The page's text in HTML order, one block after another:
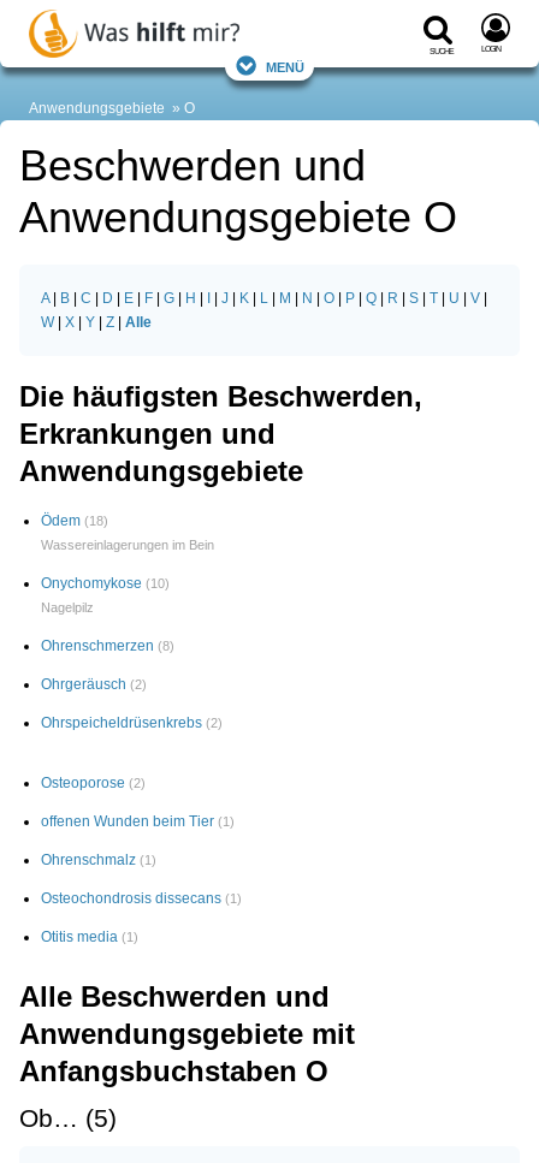
Suche Login
Menü
Anwendungsgebiete O
Beschwerden und
Anwendungsgebiete O
A| B C D E F G H J K L M N O P Q R S T U V
W| X Y Z Alle
Die häufigsten Beschwerden,
Erkrankungen und
Anwendungsgebiete
Ödem (18)
Wassereinlagerungen im Bein
Onychomykose (10)
Nagelpilz
Ohrenschmerzen (8)
Ohrgeräusch (2)
Ohrspeicheldrüsenkrebs (2)
Osteoporose (2)
offenen Wunden beim Tier (1)
Ohrenschmalz (1)
Osteochondrosis dissecans (1)
Otitis media (1)
Alle Beschwerden und
Anwendungsgebiete mit
Anfangsbuchstaben O
Ob… (5)